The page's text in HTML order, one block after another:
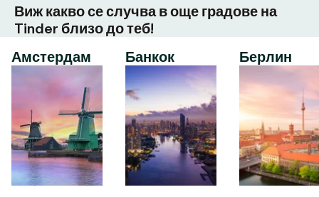
Виж какво се случва в още градове на
Tinder близо до теб!
Амстердам
Банкок Берлин